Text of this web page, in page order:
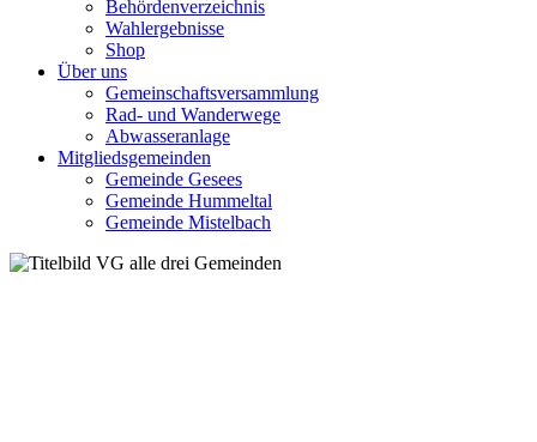
Behördenverzeichnis
Wahlergebnisse
Shop
Über uns
Gemeinschaftsversammlung
Rad- und Wanderwege
Abwasseranlage
Mitgliedsgemeinden
Gemeinde Gesees
Gemeinde Hummeltal
Gemeinde Mistelbach